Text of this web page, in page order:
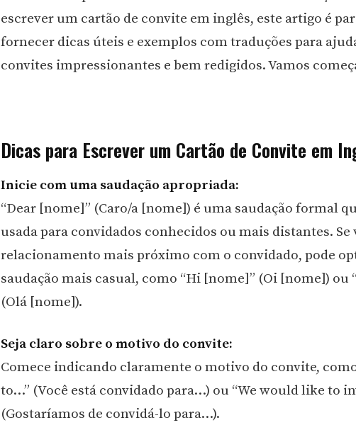
escrever um cartão de convite em inglês, este artigo é
fornecer dicas úteis e exemplos com traduções para
convites impressionantes e bem redigidos. Vamos
Dicas para Escrever um Cartão de Convite em
Inicie com uma saudação apropriada:
“Dear [nome]” (Caro/a [nome]) é uma saudação formal
usada para convidados conhecidos ou mais distantes.
relacionamento mais próximo com o convidado, pode
saudação mais casual, como “Hi [nome]” (Oi [nome]) ou
(Olá [nome]).
Seja claro sobre o motivo do convite:
Comece indicando claramente o motivo do convite,
to…” (Você está convidado para…) ou “We would like to
(Gostaríamos de convidá-lo para…).